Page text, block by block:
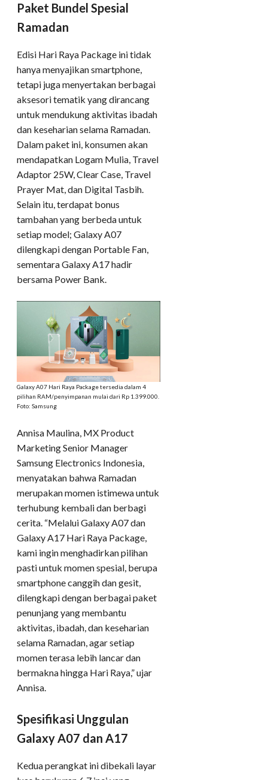
Paket Bundel Spesial
Ramadan
Edisi Hari Raya Package ini tidak
hanya menyajikan smartphone,
tetapi juga menyertakan berbagai
aksesori tematik yang dirancang
untuk mendukung aktivitas ibadah
dan keseharian selama Ramadan.
Dalam paket ini, konsumen akan
mendapatkan Logam Mulia, Travel
Adaptor 25W, Clear Case, Travel
Prayer Mat, dan Digital Tasbih.
Selain itu, terdapat bonus
tambahan yang berbeda untuk
setiap model; Galaxy A07
dilengkapi dengan Portable Fan,
sementara Galaxy A17 hadir
bersama Power Bank.
Galaxy A07 Hari Raya Package tersedia dalam 4
pilihan RAM/penyimpanan mulai dari Rp 1.399.000.
Foto: Samsung
Annisa Maulina, MX Product
Marketing Senior Manager
Samsung Electronics Indonesia,
menyatakan bahwa Ramadan
merupakan momen istimewa untuk
terhubung kembali dan berbagi
cerita. “Melalui Galaxy A07 dan
Galaxy A17 Hari Raya Package,
kami ingin menghadirkan pilihan
pasti untuk momen spesial, berupa
smartphone canggih dan gesit,
dilengkapi dengan berbagai paket
penunjang yang membantu
aktivitas, ibadah, dan keseharian
selama Ramadan, agar setiap
momen terasa lebih lancar dan
bermakna hingga Hari Raya,” ujar
Annisa.
Spesifikasi Unggulan
Galaxy A07 dan A17
Kedua perangkat ini dibekali layar